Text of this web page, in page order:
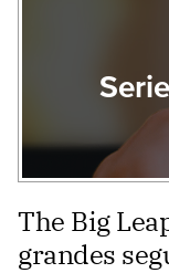
The Big
grandes